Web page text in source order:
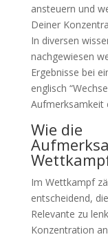
ansteuern und
Deiner
In diversen
nachgewiesen
Ergebnisse bei
englisch
Aufmerksamkeit
Wie die
Im Wettkampf
entscheidend,
Relevante zu
Konzentration